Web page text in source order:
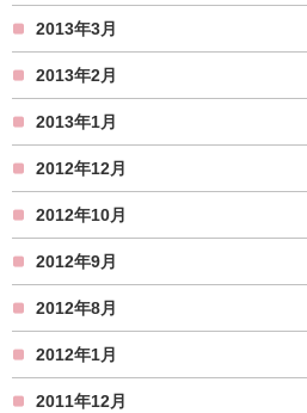
2013年3月
2013年2月
2013年1月
2012年12月
2012年10月
2012年9月
2012年8月
2012年1月
2011年12月